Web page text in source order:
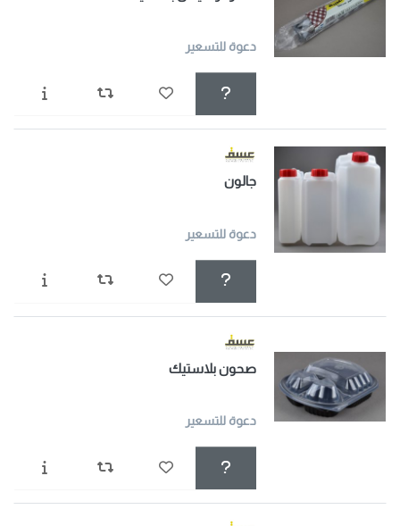
دعوة للتسعير
جالون
دعوة للتسعير
صحون بلاستيك
دعوة للتسعير